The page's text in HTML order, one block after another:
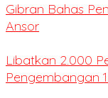
Gibran Bahas
Ansor
Libatkan 2.000
Pengembangan